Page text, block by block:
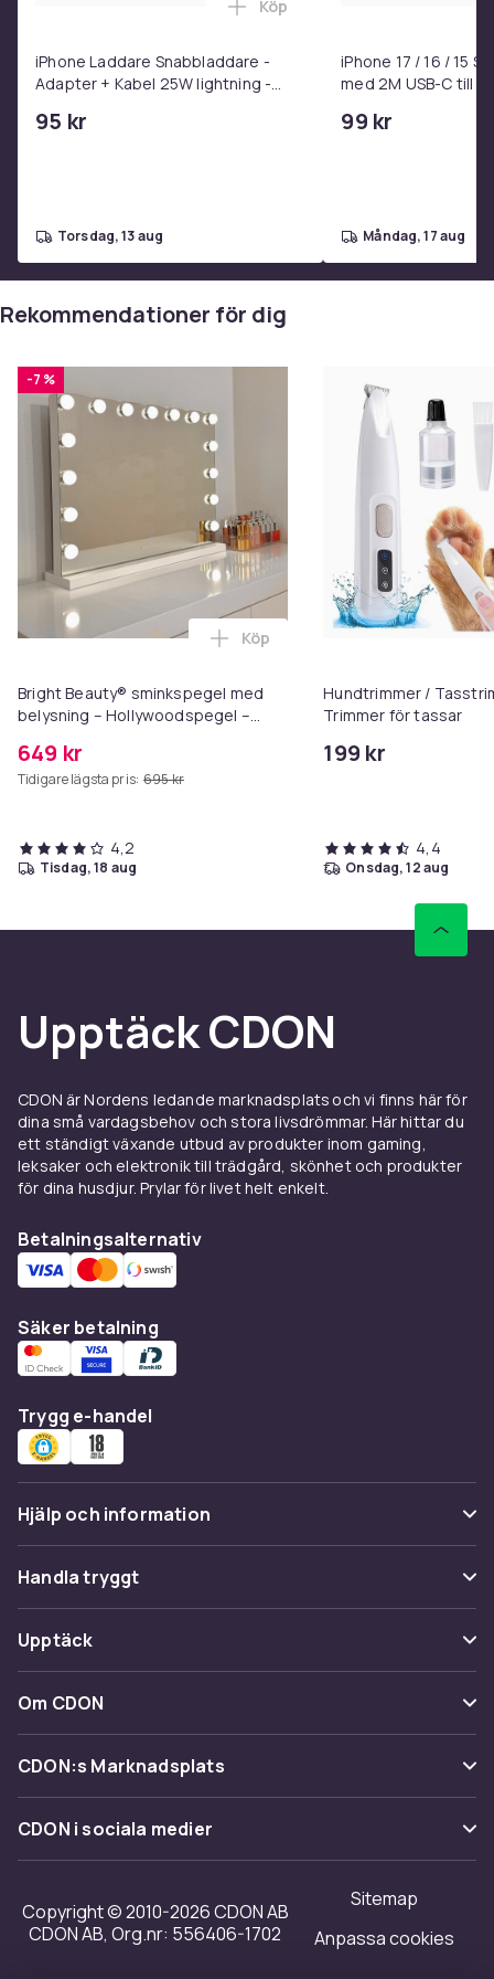
Produktsäkerhetsinformation
iPhone Laddare Snabbladdare -
Adapter + Kabel 25W lightning -
95 kr
Lägg till iPhone Laddare
Köp
torsdag, 13 aug
iPhone 17 / 16 / 15
med 2M USB-C till
99 kr
måndag, 17 aug
Rekommendationer för dig
-7 %
Bright Beauty® sminkspegel med
belysning – Hollywoodspegel –
ljusfärger – Dimbar – Smart Touch –
USB-laddningsport – Vit
649 kr
Tidigare lägsta pris: 695 kr
Lägg till Bright Beauty®
Köp
4,2
tisdag, 18 aug
Hundtrimmer /
Trimmer för tassar
199 kr
4,4
onsdag, 12 aug
Upptäck CDON
CDON är Nordens ledande marknadsplats och vi finns här för
dina små vardagsbehov och stora livsdrömmar. Här hittar du
ett ständigt växande utbud av produkter inom gaming,
leksaker och elektronik till trädgård, skönhet och produkter
för dina husdjur. Prylar för livet helt enkelt.
Betalningsalternativ
Säker betalning
Trygg e-handel
Hjälp och information
Vanliga frågor
Spåra paket
Ångra & Returnera här
Kundservice
Handla tryggt
Betalning
Leverans
Återkallelser
Upptäck
Kategorier
Varumärken
Shopit.se
Om CDON
Om oss
Kundrecensioner
Tillgänglighet
CDON:s Marknadsplats
Sälj på CDON
Bli affiliate
Regler & kvalitet
Merchant Help Center
CDON i sociala medier
Copyright © 2010-2026 CDON AB
CDON AB, Org.nr: 556406-1702
Sitemap
Anpassa cookies